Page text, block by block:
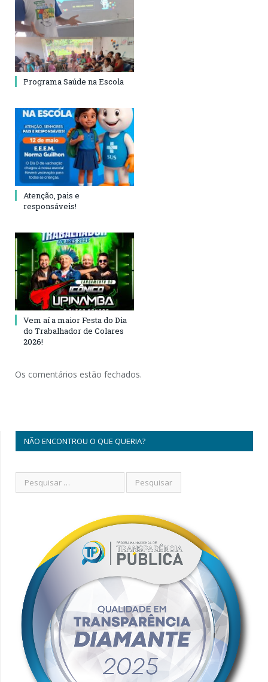
Programa Saúde na Escola
Atenção, pais e
responsáveis!
Vem aí a maior Festa do Dia
do Trabalhador de Colares
2026!
Os comentários estão fechados.
NÃO ENCONTROU O QUE QUERIA?